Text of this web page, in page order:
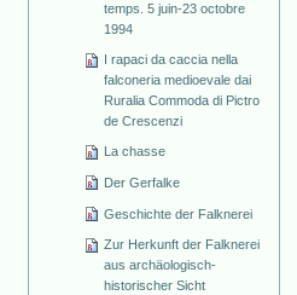
temps. 5 juin-23 octobre
1994
I rapaci da caccia nella
falconeria medioevale dai
Ruralia Commoda di Pictro
de Crescenzi
La chasse
Der Gerfalke
Geschichte der Falknerei
Zur Herkunft der Falknerei
aus archäologisch-
historischer Sicht